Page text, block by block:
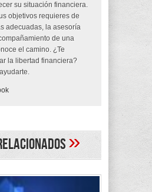
su situación financiera.
objetivos requieres de
adecuadas, la asesoría
de una
el camino. ¿Te
la libertad financiera?
»